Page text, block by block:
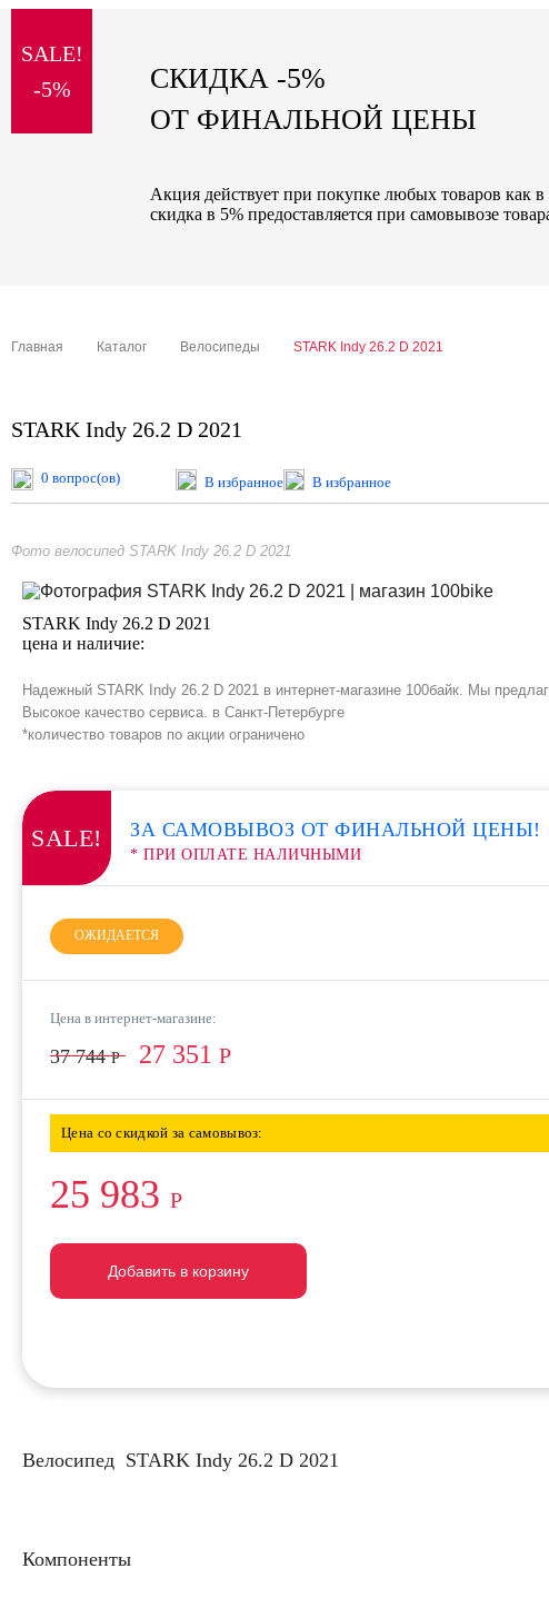
sale
special price
SALE!
-5%
СКИДКА -5%
ОТ ФИНАЛЬНОЙ ЦЕНЫ
Акция действует при покупке любых товаров как
скидка в 5% предоставляется при самовывозе
Главная Каталог Велосипеды STARK Indy 26.2 D 2021
STARK Indy 26.2 D 2021
0 вопрос(ов) В избранное В избранное
Фото велосипед STARK Indy 26.2 D 2021
STARK Indy 26.2 D 2021
цена и наличие:
Надежный STARK Indy 26.2 D 2021 в интернет-магазине 100байк. Мы
Высокое качество сервиса. в Санкт-Петербурге
*количество товаров по акции ограничено
SALE! ЗА САМОВЫВОЗ ОТ ФИНАЛЬНОЙ ЦЕНЫ!
* ПРИ ОПЛАТЕ НАЛИЧНЫМИ
ОЖИДАЕТСЯ
Цена в интернет-магазине:
37 744Р 27 351 Р
Цена со скидкой за самовывоз:
25 983 Р
Добавить в корзину
Добавить в корзину
Добавить в корзину
Велосипед STARK Indy 26.2 D 2021
Компоненты